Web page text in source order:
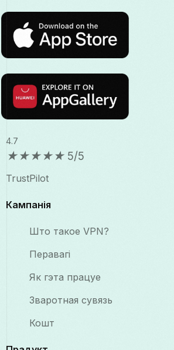
4.7
★★★★★ 5/5
TrustPilot
Кампанія
Што такое VPN?
Перавагі
Як гэта працуе
Зваротная сувязь
Кошт